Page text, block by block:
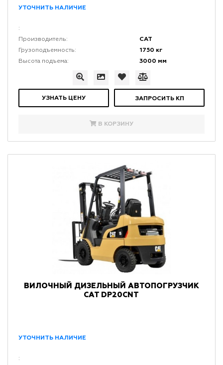
УТОЧНИТЬ НАЛИЧИЕ
:
Производитель:
CAT
Грузоподъемность: 1750 кг
Высота подъема: 3000 мм
УЗНАТЬ ЦЕНУ ЗАПРОСИТЬ КП
В КОРЗИНУ
ВИЛОЧНЫЙ ДИЗЕЛЬНЫЙ АВТОПОГРУЗЧИК
CAT DP20CNT
УТОЧНИТЬ НАЛИЧИЕ
: